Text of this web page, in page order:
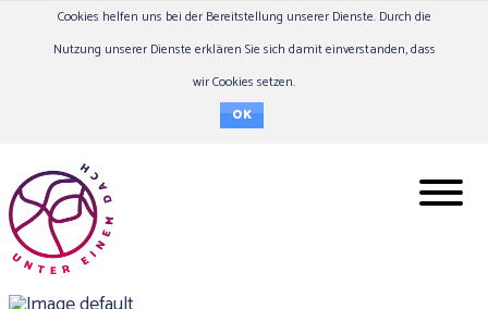
Cookies helfen uns bei der Bereitstellung unserer Dienste. Durch die
Nutzung unserer Dienste erklären Sie sich damit einverstanden, dass
wir Cookies setzen.
OK